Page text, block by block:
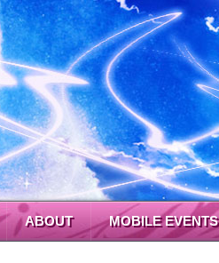
ABOUT MOBILE EVENTS